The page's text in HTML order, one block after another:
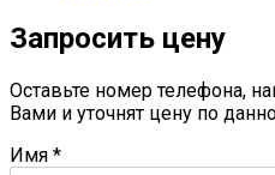
Запросить цену
Оставьте номер телефона,
Вами и уточнят цену по
Имя *